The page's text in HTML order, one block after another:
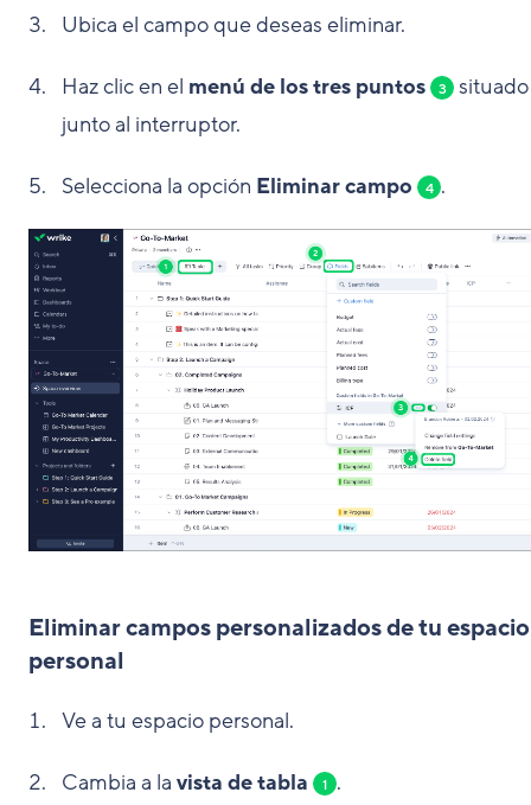
Ubica el campo que deseas eliminar.
Haz clic en el menú de los tres puntos 3
situado
junto al interruptor.
Selecciona la opción Eliminar campo 4 .
Eliminar campos personalizados de tu espacio
personal
Ve a tu espacio personal.
Cambia a la vista de tabla 1 .